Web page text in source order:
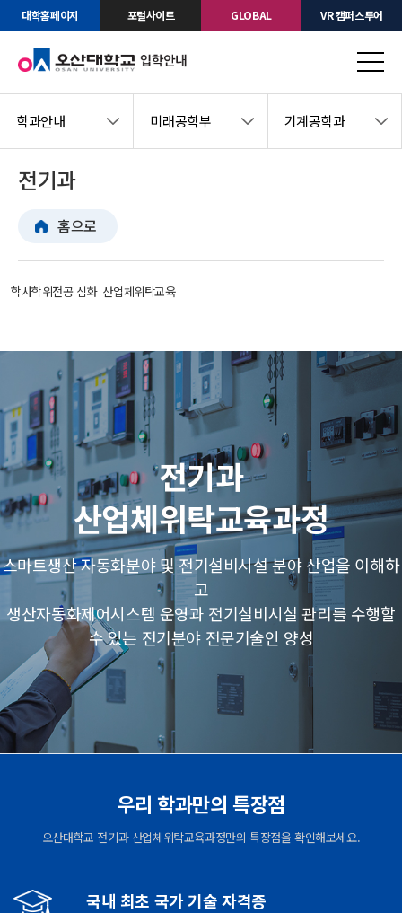
대학홈페이지 포털사이트 GLOBAL VR 캠퍼스투어
학과안내 미래공학부 기계공학과
전기과
홈으로
학사학위전공 심화 산업체위탁교육
전기과
산업체위탁교육과정
스마트생산 자동화분야 및 전기설비시설 분야 산업을 이해하
고
생산자동화제어시스템 운영과 전기설비시설 관리를 수행할
수 있는 전기분야 전문기술인 양성
우리 학과만의 특장점
오산대학교 전기과 산업체위탁교육과정만의 특장점을 확인해보세요.
국내 최초 국가 기술 자격증